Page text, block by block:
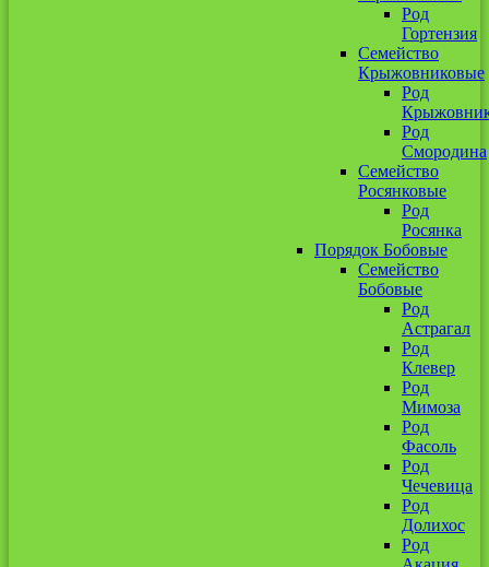
Род
Гортензия
Семейство
Крыжовниковые
Род
Род
Смородина
Семейство
Росянковые
Род
Росянка
Порядок Бобовые
Семейство
Бобовые
Род
Астрагал
Род
Клевер
Род
Мимоза
Род
Фасоль
Род
Чечевица
Род
Долихос
Род